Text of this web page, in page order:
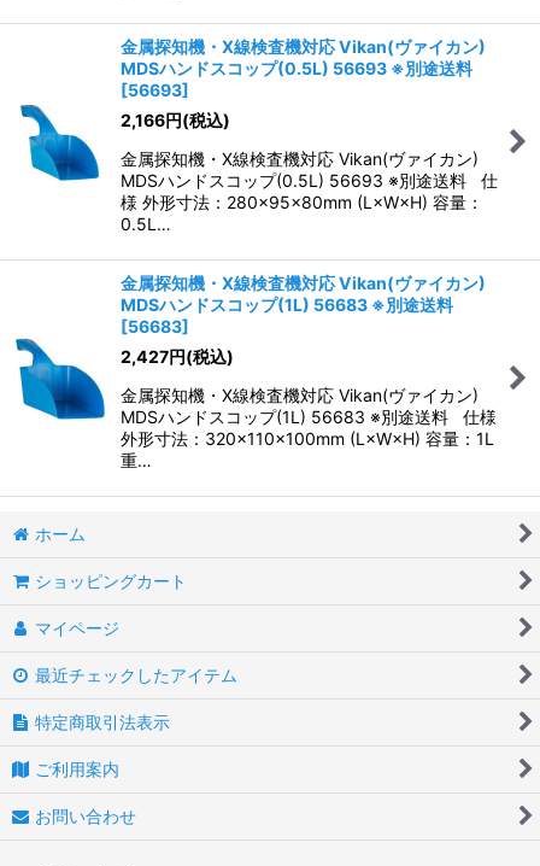
金属探知機・X線検査機対応 Vikan(ヴァイカン)
MDSハンドスコップ(0.5L) 56693 ※別途送料
[56693]
2,166円(税込)
金属探知機・X線検査機対応 Vikan(ヴァイカン)
MDSハンドスコップ(0.5L) 56693 ※別途送料 仕
様 外形寸法：280×95×80mm (L×W×H) 容量：
0.5L…
金属探知機・X線検査機対応 Vikan(ヴァイカン)
MDSハンドスコップ(1L) 56683 ※別途送料
[56683]
2,427円(税込)
金属探知機・X線検査機対応 Vikan(ヴァイカン)
MDSハンドスコップ(1L) 56683 ※別途送料 仕様
外形寸法：320×110×100mm (L×W×H) 容量：1L
重…
ホーム
ショッピングカート
マイページ
最近チェックしたアイテム
特定商取引法表示
ご利用案内
お問い合わせ